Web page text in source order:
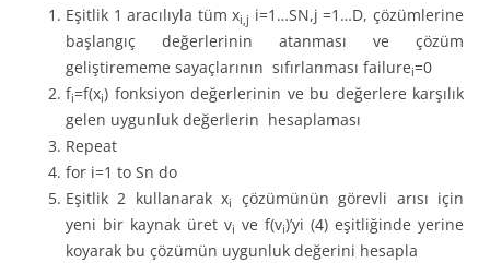
Eşitlik 1 aracılıyla tüm xi,j i=1…SN,j =1…D, çözümlerine
başlangıç değerlerinin atanması ve çözüm
geliştirememe sayaçlarının sıfırlanması failurei=0
fi=f(xi) fonksiyon değerlerinin ve bu değerlere karşılık
gelen uygunluk değerlerin hesaplaması
Repeat
for i=1 to Sn do
Eşitlik 2 kullanarak xi
çözümünün görevli arısı için
yeni bir kaynak üret vi ve f(vi)’yi (4) eşitliğinde yerine
koyarak bu çözümün uygunluk değerini hesapla